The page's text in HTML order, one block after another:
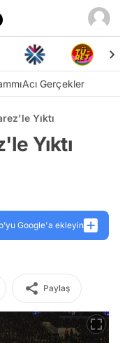
Acı Gerçekler
Yıktı
Yıktı
Google'a ekleyin
Paylaş